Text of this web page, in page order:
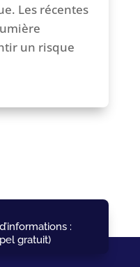
Les récentes
un risque
:
gratuit)